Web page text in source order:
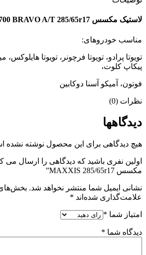
لاستیک مکسس MAXXIS 700 BRAVO A/T 285/65r17
مناسب خودروهای:
تویوتا پرادو، تویوتا فرچونر، تویوتا
پیکاپ کلوت،
فوتون، آمیکو آسنا دوکابین
نظرات (0)
دیدگاهها
هیچ دیدگاهی برای این محصول نوشته نشده
اولین نفری باشید که دیدگاهی را ارسال می
مکسس MAXXIS 285/65r17”
نشانی ایمیل شما منتشر نخواهد شد. بخش‌های
علامت‌گذاری شده‌اند *
امتیاز شما *
دیدگاه شما *